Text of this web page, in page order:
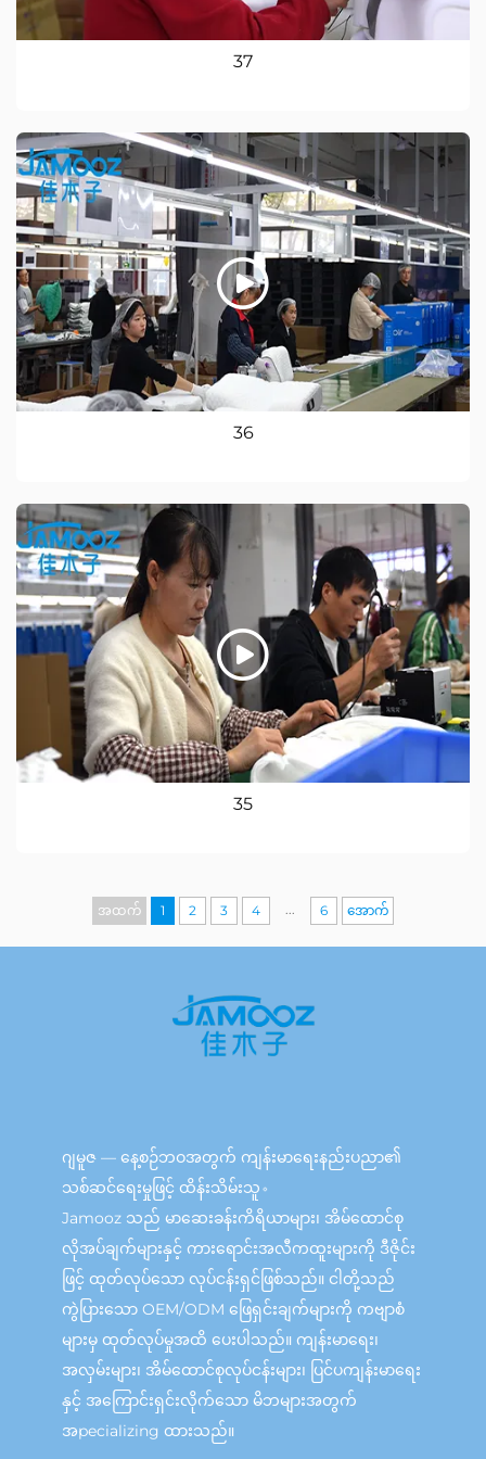
37
36
35
အထက် 1 2 3 4 6 အောက်
ဂျမူဇ — နေ့စဉ်ဘဝအတွက် ကျန်းမာရေးနည်းပညာ၏
သစ်ဆင်ရေးမှုဖြင့် ထိန်းသိမ်းသူ。
Jamooz သည် မာဆေးခန်းကိရိယာများ၊ အိမ်ထောင်စု
လိုအပ်ချက်များနှင့် ကားရောင်းအလီကထူးများကို ဒီဇိုင်း
ဖြင့် ထုတ်လုပ်သော လုပ်ငန်းရှင်ဖြစ်သည်။ ငါတို့သည်
ကွဲပြားသော OEM/ODM ဖြေရှင်းချက်များကို ကဗျာစံ
များမှ ထုတ်လုပ်မှုအထိ ပေးပါသည်။ ကျန်းမာရေး၊
အလှမ်းများ၊ အိမ်ထောင်စုလုပ်ငန်းများ၊ ပြင်ပကျန်းမာရေး
နှင့် အကြောင်းရှင်းလိုက်သော မိဘများအတွက်
အpecializing ထားသည်။